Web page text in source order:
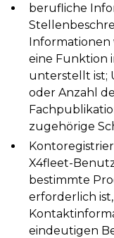
berufliche
Informationen
eine Funktion
unterstellt ist;
oder Anzahl
zugehörige
X4fleet-
bestimmte
erforderlich
eindeutigen